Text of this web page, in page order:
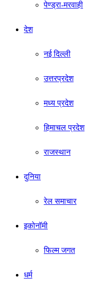
पेण्ड्रा-मरवाही
देश
नई दिल्ली
उत्तरप्रदेश
मध्य प्रदेश
हिमाचल प्रदेश
राजस्थान
दुनिया
रेल समाचार
इकोनॉमी
फिल्म जगत
धर्म